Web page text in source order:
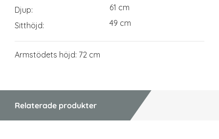
Djup
61 cm
Sitthöjd
49 cm
Armstödets höjd: 72 cm
Relaterade produkter